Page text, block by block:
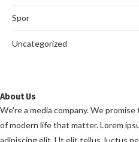
Spor
Uncategorized
About Us
We're a media company. We
of modern life that matter. Lorem
adipiscing elit. Ut elit tellus, luctus